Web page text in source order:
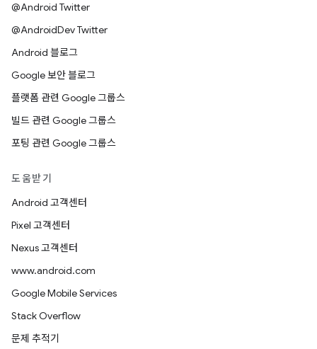
@Android Twitter
@AndroidDev Twitter
Android 블로그
Google 보안 블로그
플랫폼 관련 Google 그룹스
빌드 관련 Google 그룹스
포팅 관련 Google 그룹스
도움받기
Android 고객센터
Pixel 고객센터
Nexus 고객센터
www.android.com
Google Mobile Services
Stack Overflow
문제 추적기